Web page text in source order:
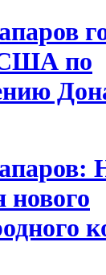
США по
нового